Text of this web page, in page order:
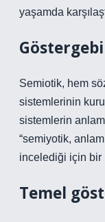
yaşamda
Semiotik, hem
sistemlerinin
sistemlerin
“semiyotik,
incelediği için bir
Temel